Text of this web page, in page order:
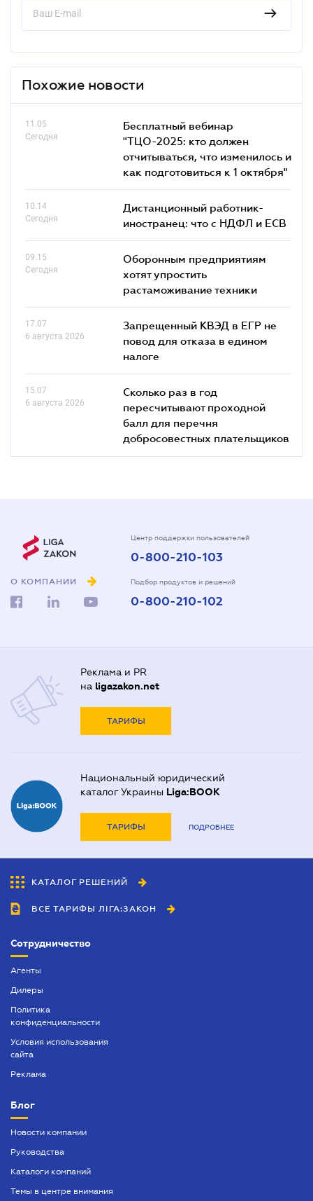
Похожие новости
11.05
Сегодня
Бесплатный вебинар
"ТЦО-2025: кто должен
отчитываться, что изменилось и
как подготовиться к 1 октября"
10.14
Сегодня
Дистанционный работник-
иностранец: что с НДФЛ и ЕСВ
09.15
Сегодня
Оборонным предприятиям
хотят упростить
растаможивание техники
17.07
6 августа 2026
Запрещенный КВЭД в ЕГР не
повод для отказа в едином
налоге
15.07
6 августа 2026
Сколько раз в год
пересчитывают проходной
балл для перечня
добросовестных плательщиков
О КОМПАНИИ
Центр поддержки пользователей
0-800-210-103
Подбор продуктов и решений
0-800-210-102
Реклама и PR
на ligazakon.net
ТАРИФЫ
Национальный юридический
каталог Украины Liga:BOOK
ТАРИФЫ ПОДРОБНЕЕ
КАТАЛОГ РЕШЕНИЙ
ВСЕ ТАРИФЫ ЛІГА:ЗАКОН
Сотрудничество
Агенты
Дилеры
Политика
конфиденциальности
Условия использования
сайта
Реклама
Блог
Новости компании
Руководства
Каталоги компаний
Темы в центре внимания